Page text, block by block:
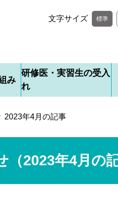
文字サイズ 標準
み
研修医・実習生の受入
れ
2023年4月の記事
2023年4月の記